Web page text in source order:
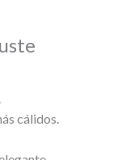
cálidos.